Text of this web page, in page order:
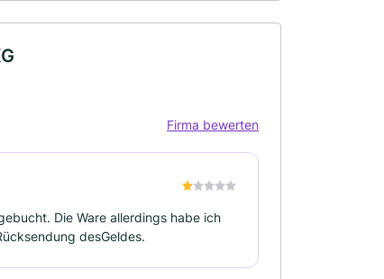
Firma bewerten
Die Ware allerdings habe ich
desGeldes.